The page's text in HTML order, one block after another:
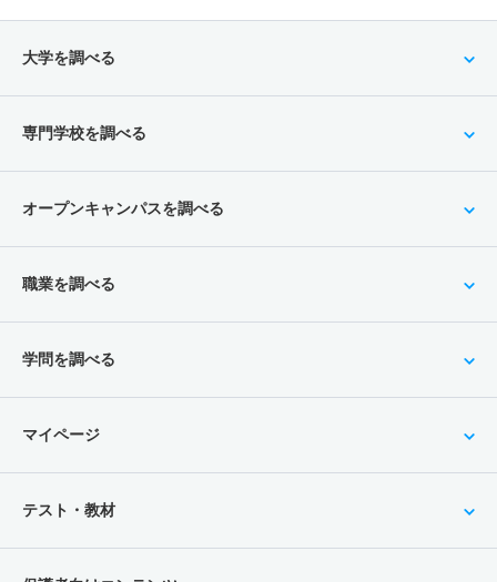
大学を調べる
専門学校を調べる
オープンキャンパスを調べる
職業を調べる
学問を調べる
マイページ
テスト・教材